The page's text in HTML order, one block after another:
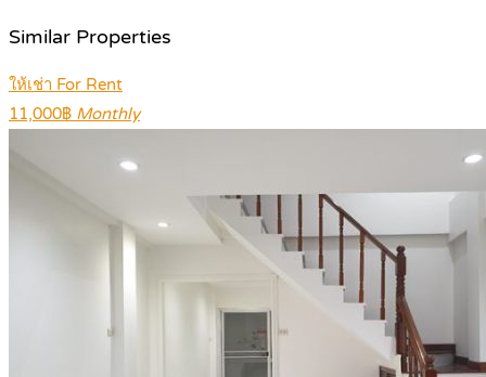
Similar Properties
ให้เช่า For Rent
11,000฿ Monthly